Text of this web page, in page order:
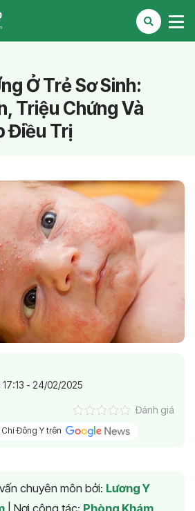
Ở Trẻ Sơ Sinh:
Triệu Chứng Và
Điều Trị
17:13 - 24/02/2025
Đánh giá
Đông Y trên
chuyên môn bởi: Lương Y